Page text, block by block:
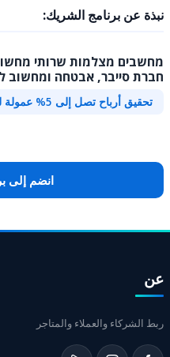
نبذة عن برنامج الشريك:
מחשבים מצלמות שרותי מחשוב
חברת סייבר, אבטחה ומחשוב
تحقيق أرباح تصل إلى 5% عمولة لكل إحالة ناجحة
انضم إلى
عن
ربط الشركاء والعملاء والمتاجر